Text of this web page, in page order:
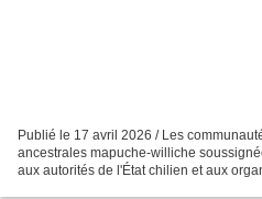
Publié le 17 avril 2026 / Les
ancestrales mapuche-williche
aux autorités de l'État chilien et aux